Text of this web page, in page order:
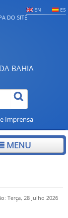
EN ES
DO SITE
BAHIA
Imprensa
MENU
Terça, 28 Julho 2026